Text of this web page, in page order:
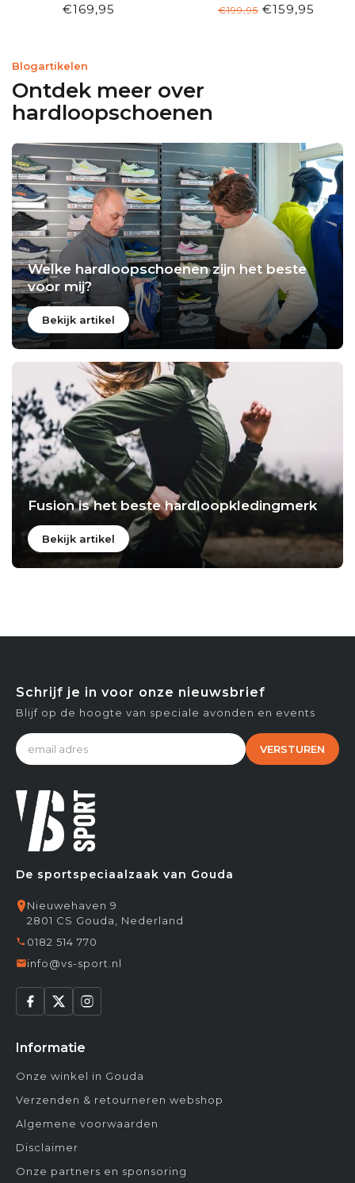
TESTA DI MORO
€169,95
GTX BLUE
€199,95 €159,95
Blogartikelen
Ontdek meer over
hardloopschoenen
Welke hardloopschoenen zijn het beste
voor mij?
Bekijk artikel
Fusion is het beste hardloopkledingmerk
Bekijk artikel
De sportspeciaalzaak van Gouda
Nieuwehaven 9
2801 CS Gouda, Nederland
0182 514 770
info@vs-sport.nl
Informatie
Onze winkel in Gouda
Verzenden & retourneren webshop
Algemene voorwaarden
Disclaimer
Onze partners en sponsoring
Schrijf je in voor onze nieuwsbrief
Blijf op de hoogte van speciale avonden en events
VERSTUREN